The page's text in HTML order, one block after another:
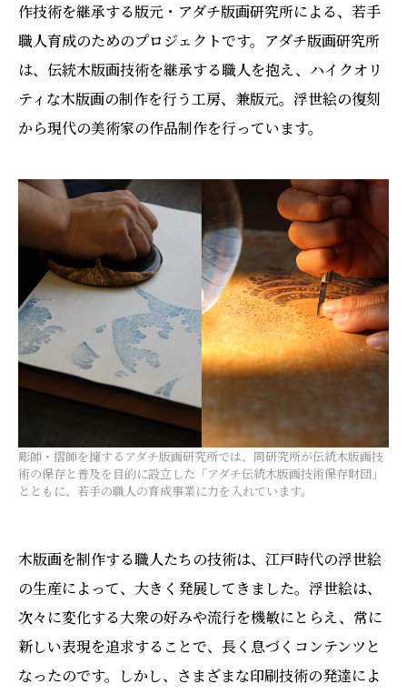
作技術を継承する版元・アダチ版画研究所による、若手
職人育成のためのプロジェクトです。アダチ版画研究所
は、伝統⽊版画技術を継承する職⼈を抱え、ハイクオリ
ティな⽊版画の制作を⾏う⼯房、兼版元。浮世絵の復刻
から現代の美術家の作品制作を行っています。
彫師・摺師を擁するアダチ版画研究所では、同研究所が伝統⽊版画技
術の保存と普及を⽬的に設立した「アダチ伝統⽊版画技術保存財団」
とともに、若⼿の職⼈の育成事業に⼒を⼊れています。
木版画を制作する職人たちの技術は、江戸時代の浮世絵
の生産によって、大きく発展してきました。浮世絵は、
次々に変化する大衆の好みや流行を機敏にとらえ、常に
新しい表現を追求することで、長く息づくコンテンツと
なったのです。しかし、さまざまな印刷技術の発達によ